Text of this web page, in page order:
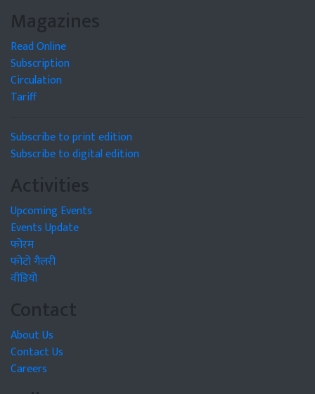
Magazines
Read Online
Subscription
Circulation
Tariff
Subscribe to print edition
Subscribe to digital edition
Activities
Upcoming Events
Events Update
फोरम
फोटो गैलरी
वीडियो
Contact
About Us
Contact Us
Careers